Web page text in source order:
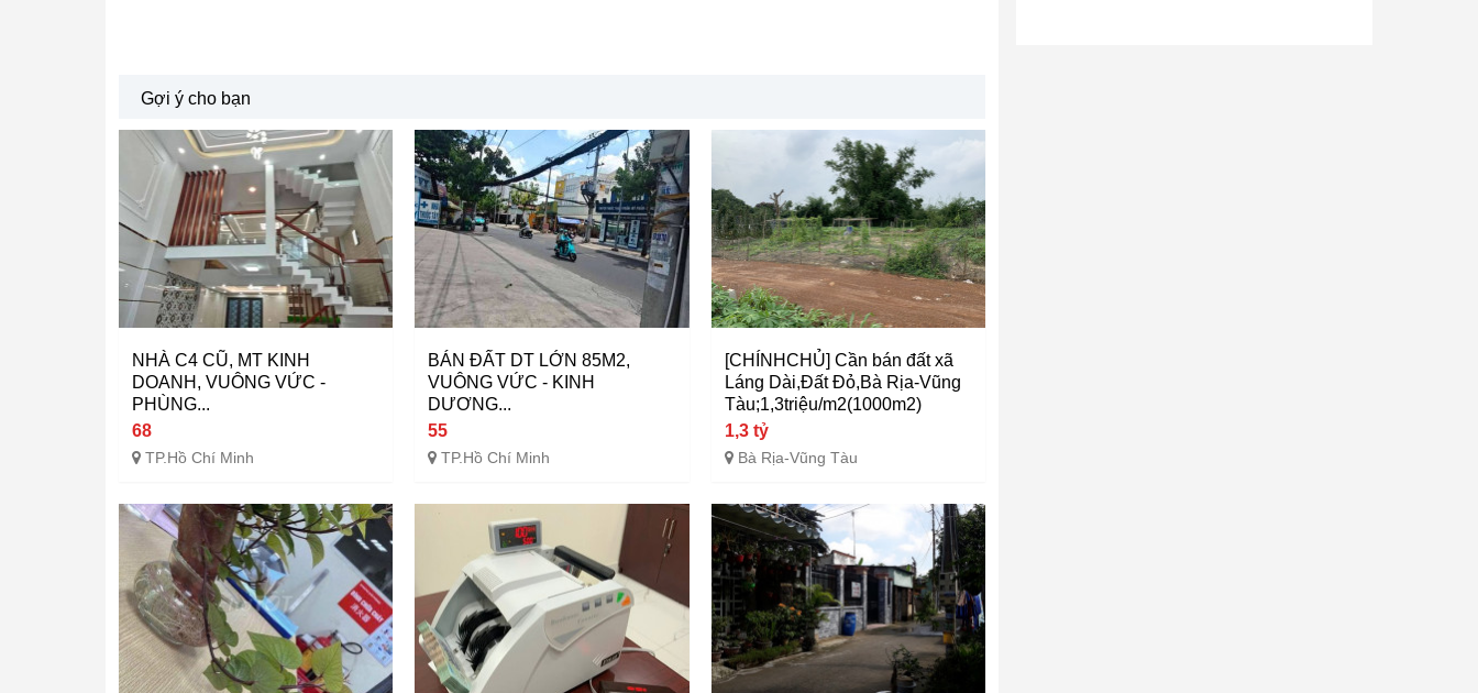
Gợi ý cho bạn
NHÀ C4 CŨ, MT KINH
DOANH, VUÔNG VỨC -
PHÙNG...
68
TP.Hồ Chí Minh
BÁN ĐẤT DT LỚN 85M2,
VUÔNG VỨC - KINH
DƯƠNG...
55
TP.Hồ Chí Minh
[CHÍNHCHỦ] Cần bán đất xã
Láng Dài,Đất Đỏ,Bà Rịa-Vũng
Tàu;1,3triệu/m2(1000m2)
1,3 tỷ
Bà Rịa-Vũng Tàu